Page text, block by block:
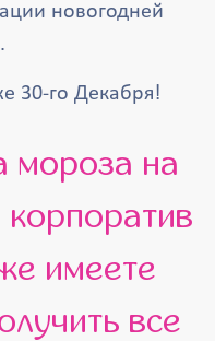
новогодней
30-го Декабря!
имеете
все